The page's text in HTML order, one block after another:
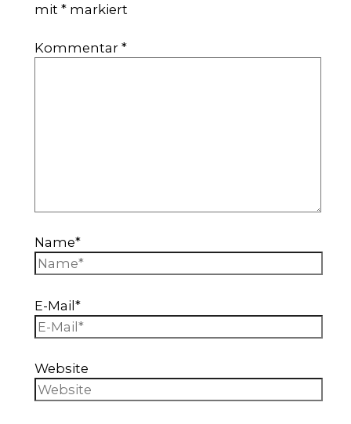
mit *markiert
Kommentar *
Name*
E-Mail*
Website